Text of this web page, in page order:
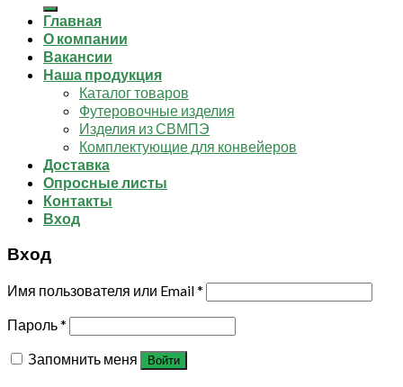
Главная
О компании
Вакансии
Наша продукция
Каталог товаров
Футеровочные изделия
Изделия из СВМПЭ
Комплектующие для конвейеров
Доставка
Опросные листы
Контакты
Вход
Вход
Имя пользователя или Email*
Пароль*
Запомнить меня
Войти